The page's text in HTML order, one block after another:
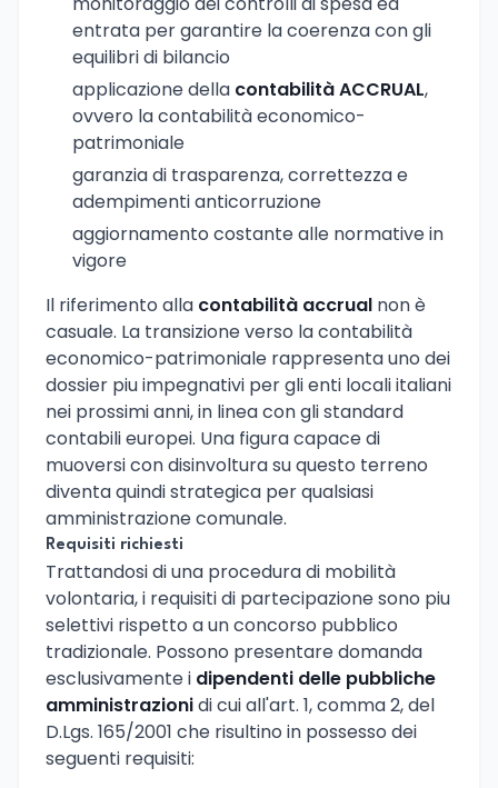
entrata per garantire la coerenza con gli
equilibri di bilancio
applicazione della contabilità ACCRUAL,
ovvero la contabilità economico-
patrimoniale
garanzia di trasparenza, correttezza e
adempimenti anticorruzione
aggiornamento costante alle normative in
vigore
Il riferimento alla contabilità accrual non è
casuale. La transizione verso la contabilità
economico-patrimoniale rappresenta uno dei
dossier piu impegnativi per gli enti locali italiani
nei prossimi anni, in linea con gli standard
contabili europei. Una figura capace di
muoversi con disinvoltura su questo terreno
diventa quindi strategica per qualsiasi
amministrazione comunale.
Requisiti richiesti
Trattandosi di una procedura di mobilità
volontaria, i requisiti di partecipazione sono piu
selettivi rispetto a un concorso pubblico
tradizionale. Possono presentare domanda
esclusivamente i dipendenti delle pubbliche
amministrazionidi cui all'art. 1, comma 2, del
D.Lgs. 165/2001 che risultino in possesso dei
seguenti requisiti: